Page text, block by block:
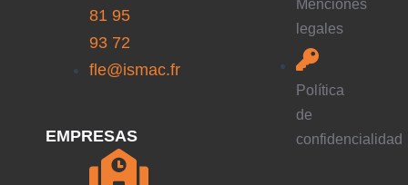
81 95
93 72
fle@ismac.fr
EMPRESAS
Menciones
legales
Política
de
confidencialidad